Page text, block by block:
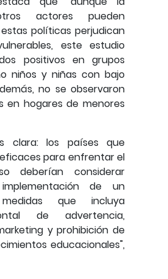
actores pueden
políticas perjudican
este estudio
positivos en grupos
niños y niñas con bajo
no se observaron
en hogares de menores
clara: los países que
para enfrentar el
deberían considerar
de un
que incluya
de advertencia,
y prohibición de
educacionales",